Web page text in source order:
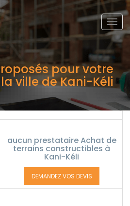
pour votre
ville de Kani-Kéli
aucun prestataire Achat de
terrains constructibles à
Kani-Kéli
DEMANDEZ VOS DEVIS